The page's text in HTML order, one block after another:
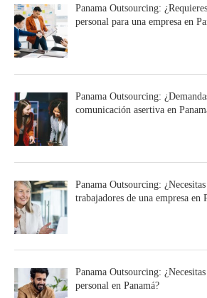
Panama Outsourcing:
personal para una empresa en
Panama Outsourcing:
comunicación asertiva en
Panama Outsourcing:
trabajadores de una empresa en
Panama Outsourcing:
personal en Panamá?